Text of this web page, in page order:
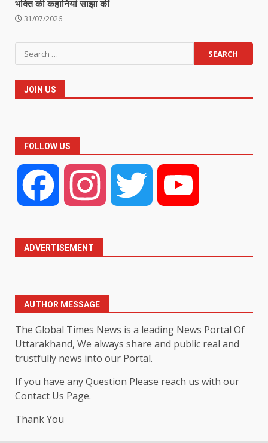
भक्ति की कहानियां साझा कीं
31/07/2026
Search
for:
JOIN US
FOLLOW US
Facebook Instagram Twitter
ADVERTISEMENT
AUTHOR MESSAGE
The Global Times News is a leading News Portal Of
Uttarakhand, We always share and public real and
trustfully news into our Portal.
If you have any Question Please reach us with our
Contact Us Page.
Thank You